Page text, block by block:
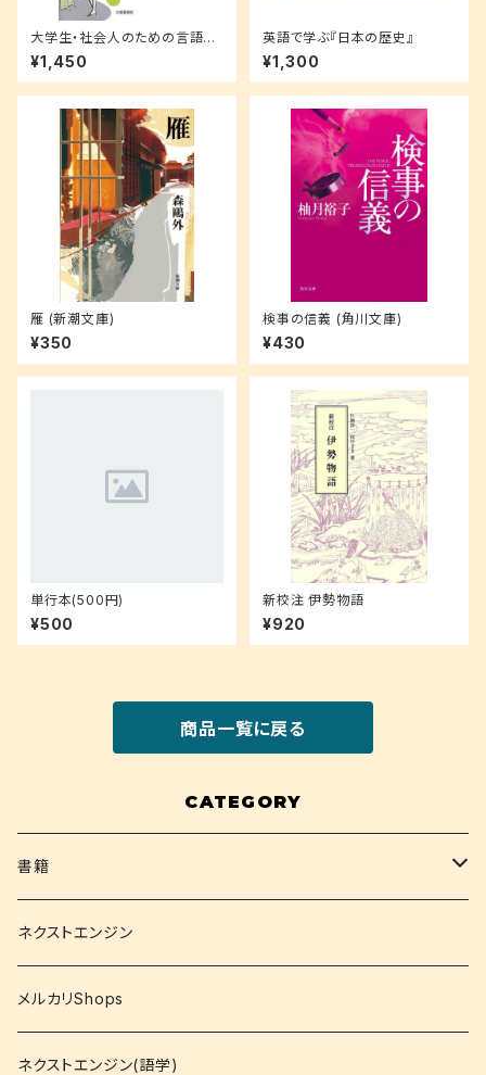
大学生・社会人のための言語技
術トレーニング
¥1,450
英語で学ぶ『日本の歴史』
¥1,300
雁 (新潮文庫)
¥350
検事の信義 (角川文庫)
¥430
単行本(500円)
¥500
新校注 伊勢物語
¥920
商品一覧に戻る
CATEGORY
書籍
関西大学テキスト
就活
資格
ネクストエンジン
メルカリShops
ネクストエンジン(語学)